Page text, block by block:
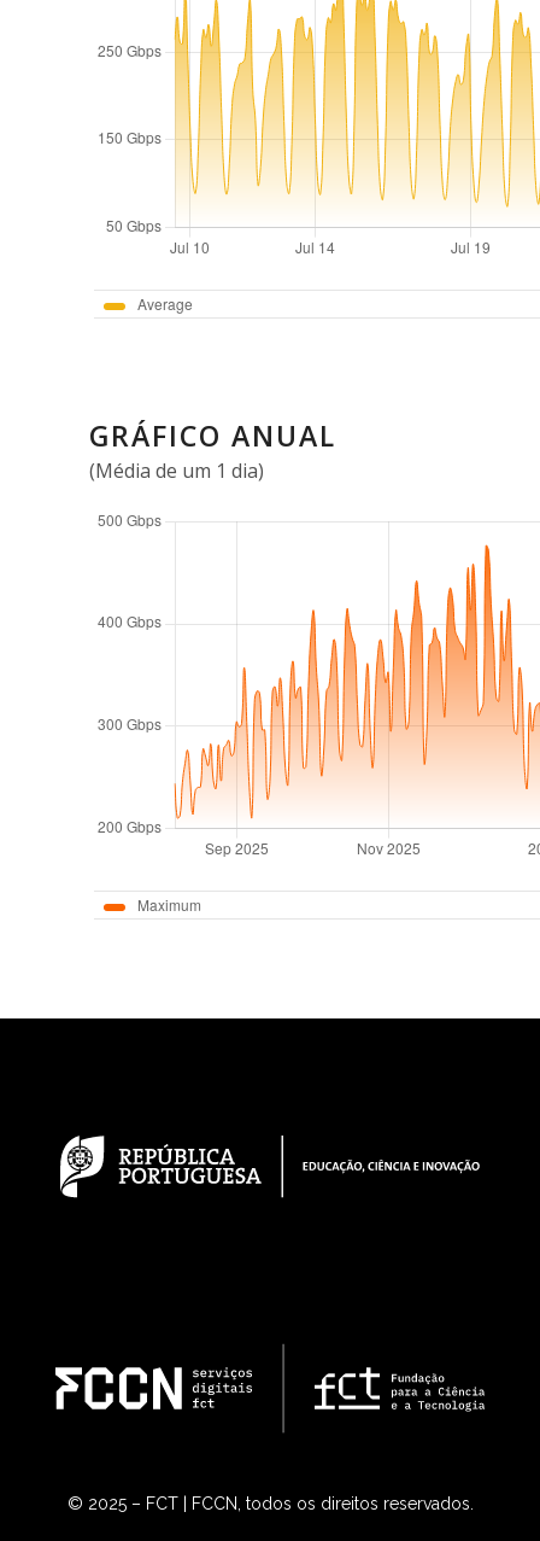
GRÁFICO ANUAL
(Média de um 1 dia)
© 2025 – FCT | FCCN, todos os direitos reservados.